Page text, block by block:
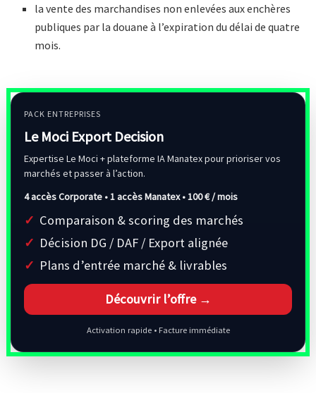
la vente des marchandises non enlevées aux enchères
publiques par la douane à l’expiration du délai de quatre
mois.
PACK ENTREPRISES
Le Moci Export Decision
Expertise Le Moci + plateforme IA Manatex pour prioriser vos
marchés et passer à l’action.
4 accès Corporate • 1 accès Manatex •100 € / mois
Comparaison & scoring des marchés
Décision DG / DAF / Export alignée
Plans d’entrée marché & livrables
Découvrir l’offre →
Activation rapide • Facture immédiate